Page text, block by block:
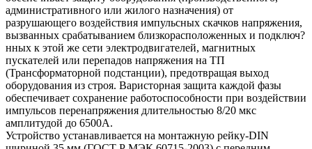
административного или жилого назначения) от
разрушающего воздействия импульсных скачков напряжения,
вызванных срабатыванием близкорасположенных и подключ?
нных к этой же сети электродвигателей, магнитных
пускателей или перепадов напряжения на ТП
(Трансформаторной подстанции), предотвращая выход
оборудования из строя. Варисторная защита каждой фазы
обеспечивает сохранение работоспособности при воздействии
импульсов перенапряжения длительностью 8/20 мкс
амплитудой до 6500А.
Устройство устанавливается на монтажную рейку-DIN